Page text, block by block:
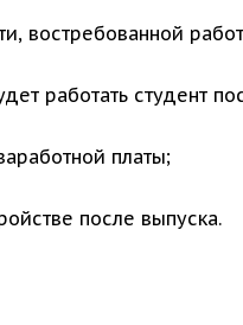
востребованной
работать студент
платы;
после выпуска.